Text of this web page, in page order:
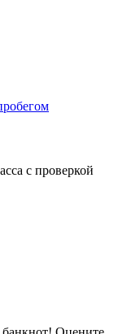
с проверкой